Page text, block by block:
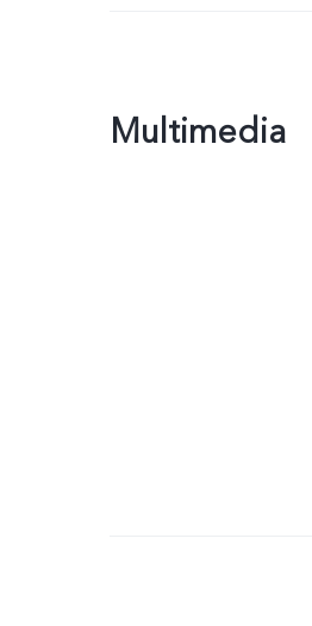
Multimedia